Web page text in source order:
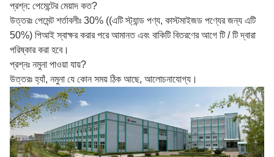
প্রশ্ন: পেমেন্টের মেয়াদ কত?
উত্তরঃ পেমেন্ট শর্তাবলীঃ 30% ((এটি স্ট্যান্ড পণ্য, কাস্টমাইজড পণ্যের জন্য এটি
50%) পিআই স্বাক্ষর করার পরে আমানত এবং বাকিটি বিতরণের আগে টি / টি দ্বারা
পরিষ্কার করা হবে।
প্রশ্নঃ নমুনা পাওয়া যায়?
উত্তরঃ হ্যাঁ, নমুনা যে কোন সময় ঠিক আছে, আলোচনাযোগ্য।